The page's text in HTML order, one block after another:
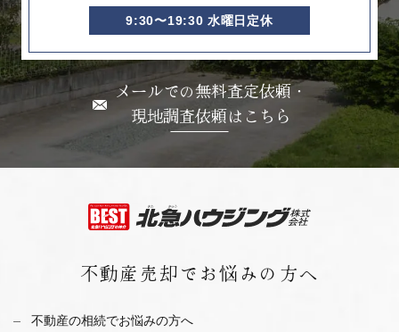
9:30〜19:30 水曜日定休
メールでの無料査定依頼・
現地調査依頼はこちら
不動産売却で お悩みの方へ
不動産の相続でお悩みの方へ